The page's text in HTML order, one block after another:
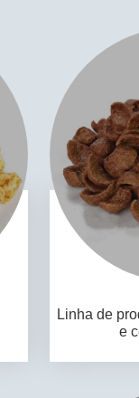
Linha de
e